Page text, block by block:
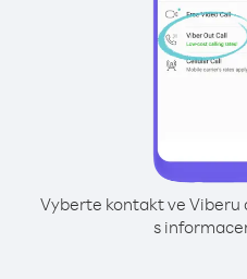
Vyberte kontakt ve Viberu
s